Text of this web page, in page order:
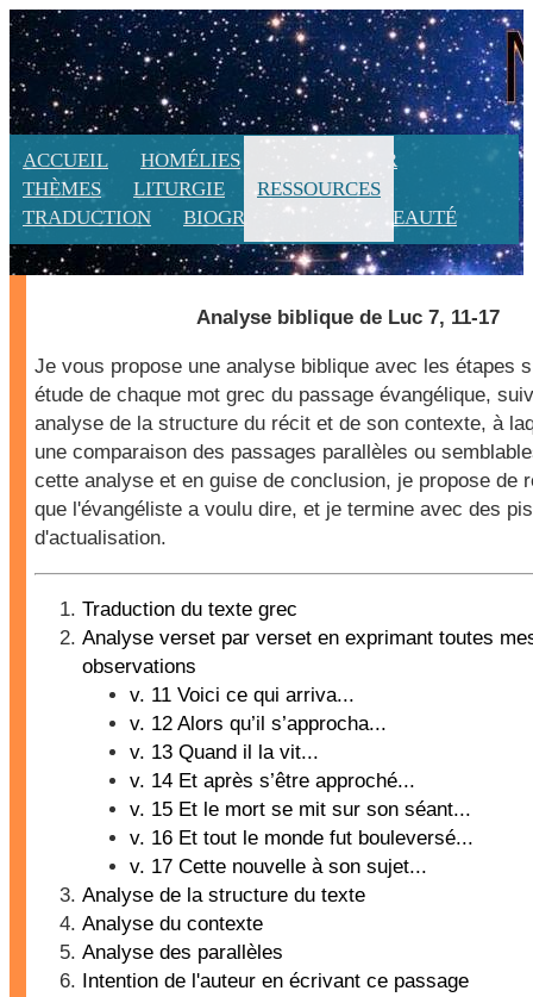
ACCUEIL HOMÉLIES
CALENDRIER
THÈMES
LITURGIE
RESSOURCES
TRADUCTION
BIOGRAPHIE NOUVEAUTÉ
Analyse biblique de Luc 7, 11-17
Je vous propose une analyse biblique avec les étapes
étude de chaque mot grec du passage évangélique,
analyse de la structure du récit et de son contexte, à
une comparaison des passages parallèles ou
cette analyse et en guise de conclusion, je propose de
que l'évangéliste a voulu dire, et je termine avec des
d'actualisation.
Traduction du texte grec
Analyse verset par verset en exprimant toutes
observations
v. 11 Voici ce qui arriva...
v. 12 Alors qu’il s’approcha...
v. 13 Quand il la vit...
v. 14 Et après s’être approché...
v. 15 Et le mort se mit sur son séant...
v. 16 Et tout le monde fut bouleversé...
v. 17 Cette nouvelle à son sujet...
Analyse de la structure du texte
Analyse du contexte
Analyse des parallèles
Intention de l'auteur en écrivant ce passage